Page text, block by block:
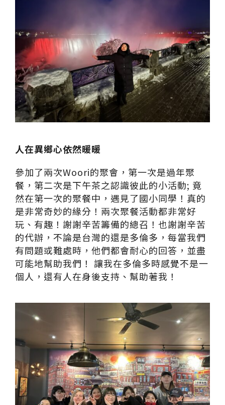
人在異鄉心依然暖暖
參加了兩次Woori的聚會，第一次是過年聚
餐，第二次是下午茶之認識彼此的小活動; 竟
然在第一次的聚餐中，遇見了國小同學！真的
是非常奇妙的緣分！兩次聚餐活動都非常好
玩、有趣！謝謝辛苦籌備的總召！也謝謝辛苦
的代辦，不論是台灣的還是多倫多，每當我們
有問題或難處時，他們都會耐心的回答，並盡
可能地幫助我們！ 讓我在多倫多時感覺不是一
個人，還有人在身後支持、幫助著我！